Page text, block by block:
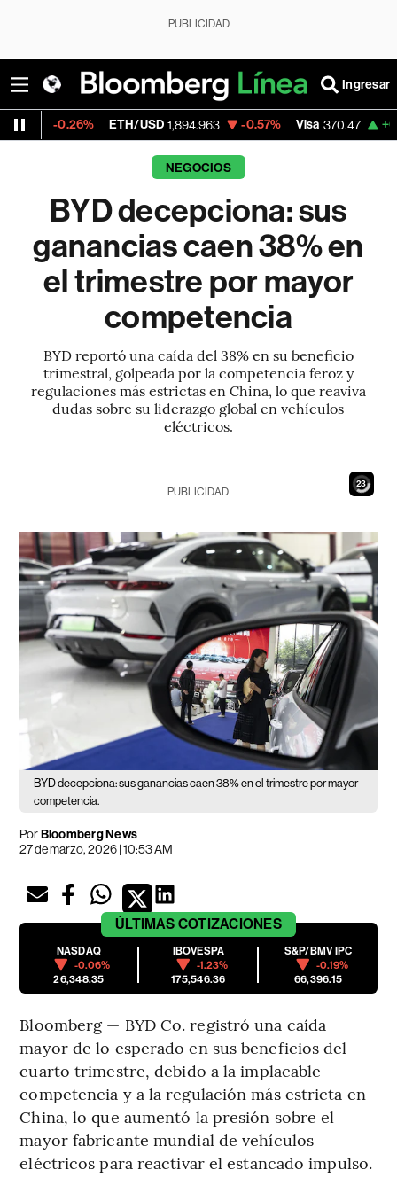
PUBLICIDAD
Ingresar
ETH/USD 1,894.963 -0.57% Visa 370.47 +0.52%
NEGOCIOS
BYD decepciona: sus
ganancias caen 38% en
el trimestre por mayor
competencia
BYD reportó una caída del 38% en su beneficio
trimestral, golpeada por la competencia feroz y
regulaciones más estrictas en China, lo que reaviva
dudas sobre su liderazgo global en vehículos
eléctricos.
21
PUBLICIDAD
BYD decepciona: sus ganancias caen 38% en el trimestre por mayor
competencia.
PorBloomberg News
27 de marzo, 2026 | 10:53 AM
ÚLTIMAS COTIZACIONES
NASDAQ
-0.06%
26,348.35
IBOVESPA
-1.23%
175,546.36
S&P/BMV IPC
-0.19%
66,396.15
Bloomberg — BYD Co. registró una caída
mayor de lo esperado en sus beneficios del
cuarto trimestre, debido a la implacable
competencia y a la regulación más estricta en
China, lo que aumentó la presión sobre el
mayor fabricante mundial de vehículos
eléctricos para reactivar el estancado impulso.